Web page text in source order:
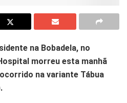
na Bobadela, no
morreu esta manhã
na variante Tábua